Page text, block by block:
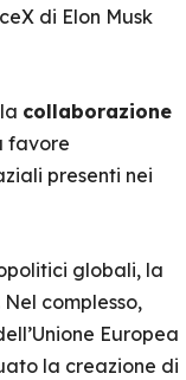
di Elon Musk
collaborazione
favore
presenti nei
globali, la
complesso,
Europea
la creazione di